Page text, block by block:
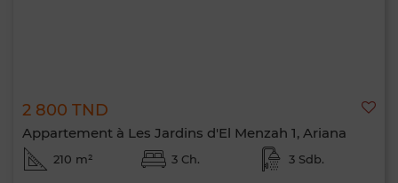
2 800 TND
Appartement à Les Jardins d'El Menzah 1, Ariana
210 m² 3 Ch. 3 Sdb.